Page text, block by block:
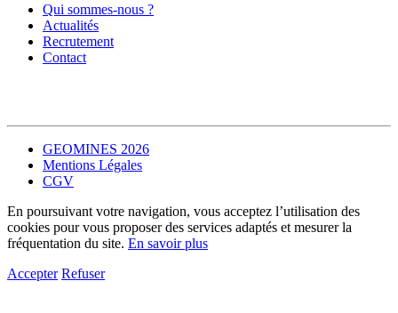
Qui sommes-nous ?
Actualités
Recrutement
Contact
GEOMINES 2026
Mentions Légales
CGV
En poursuivant votre navigation, vous acceptez l’utilisation des
cookies pour vous proposer des services adaptés et mesurer la
fréquentation du site. En savoir plus
Accepter Refuser